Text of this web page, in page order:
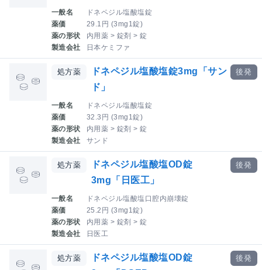
一般名
ドネペジル塩酸塩錠
薬価
29.1円 (3mg1錠)
薬の形状
内用薬 > 錠剤 > 錠
製造会社
日本ケミファ
処方薬
ドネペジル塩酸塩錠3mg「サン
ド」
一般名
ドネペジル塩酸塩錠
薬価
32.3円 (3mg1錠)
薬の形状
内用薬 > 錠剤 > 錠
製造会社
サンド
後発
処方薬
ドネペジル塩酸塩OD錠
3mg「日医工」
一般名
ドネペジル塩酸塩口腔内崩壊錠
薬価
25.2円 (3mg1錠)
薬の形状
内用薬 > 錠剤 > 錠
製造会社
日医工
後発
処方薬
ドネペジル塩酸塩OD錠
後発